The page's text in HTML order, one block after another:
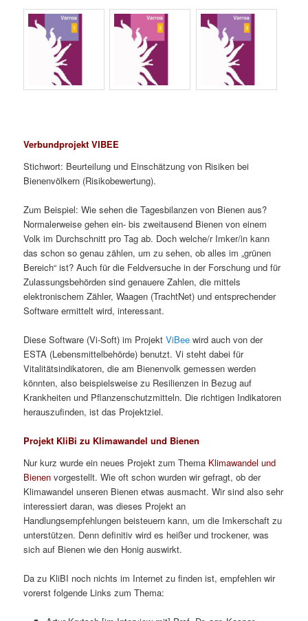
Verbundprojekt VIBEE
Stichwort: Beurteilung und Einschätzung von Risiken bei
Bienenvölkern (Risikobewertung).
Zum Beispiel: Wie sehen die Tagesbilanzen von Bienen aus?
Normalerweise gehen ein- bis zweitausend Bienen von einem
Volk im Durchschnitt pro Tag ab. Doch welche/r Imker/in kann
das schon so genau zählen, um zu sehen, ob alles im „grünen
Bereich“ ist? Auch für die Feldversuche in der Forschung und für
Zulassungsbehörden sind genauere Zahlen, die mittels
elektronischem Zähler, Waagen (TrachtNet) und entsprechender
Software ermittelt wird, interessant.
Diese Software (Vi-Soft) im ProjektViBee wird auch von der
ESTA (Lebensmittelbehörde) benutzt. Vi steht dabei für
Vitalitätsindikatoren, die am Bienenvolk gemessen werden
könnten, also beispielsweise zu Resilienzen in Bezug auf
Krankheiten und Pflanzenschutzmitteln. Die richtigen Indikatoren
herauszufinden, ist das Projektziel.
Projekt KliBi zu Klimawandel und Bienen
Nur kurz wurde ein neues Projekt zum Thema Klimawandel und
Bienen vorgestellt. Wie oft schon wurden wir gefragt, ob der
Klimawandel unseren Bienen etwas ausmacht. Wir sind also sehr
interessiert daran, was dieses Projekt an
Handlungsempfehlungen beisteuern kann, um die Imkerschaft zu
unterstützen. Denn definitiv wird es heißer und trockener, was
sich auf Bienen wie den Honig auswirkt.
Da zu KliBI noch nichts im Internet zu finden ist, empfehlen wir
vorerst folgende Links zum Thema: